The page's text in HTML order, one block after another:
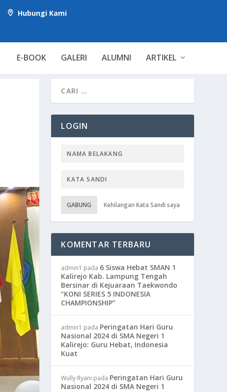
 Hubungi Kami
E-BOOK GALERI ALUMNI ARTIKEL
LOGIN
GABUNG Kehilangan Kata Sandi saya
KOMENTAR TERBARU
admin1 pada 6 Siswa Hebat SMAN 1
Kalirejo Kab. Lampung Tengah
Bersinar di Kejuaraan Taekwondo
“KONI SERIES 5 INDONESIA
CHAMPIONSHIP”
admin1 pada Peringatan Hari Guru
Nasional 2024 di SMA Negeri 1
Kalirejo: Guru Hebat, Indonesia
Kuat
Wully Ryani pada Peringatan Hari Guru
Nasional 2024 di SMA Negeri 1